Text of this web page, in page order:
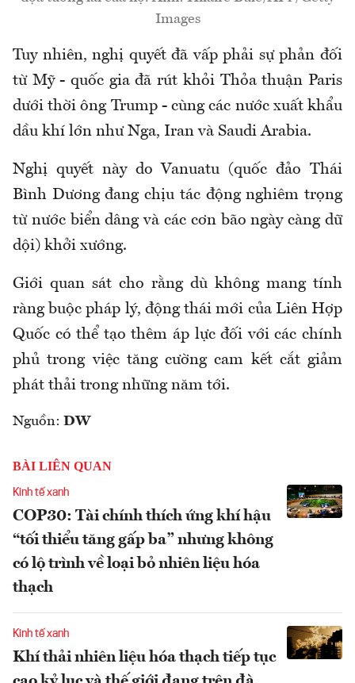
Images
Tuy nhiên, nghị quyết đã vấp phải sự phản đối
từ Mỹ - quốc gia đã rút khỏi Thỏa thuận Paris
dưới thời ông Trump - cùng các nước xuất khẩu
dầu khí lớn như Nga, Iran và Saudi Arabia.
Nghị quyết này do Vanuatu (quốc đảo Thái
Bình Dương đang chịu tác động nghiêm trọng
từ nước biển dâng và các cơn bão ngày càng dữ
dội) khởi xướng.
Giới quan sát cho rằng dù không mang tính
ràng buộc pháp lý, động thái mới của Liên Hợp
Quốc có thể tạo thêm áp lực đối với các chính
phủ trong việc tăng cường cam kết cắt giảm
phát thải trong những năm tới.
Nguồn: DW
BÀI LIÊN QUAN
Kinh tế xanh
COP30: Tài chính thích ứng khí hậu
“tối thiểu tăng gấp ba” nhưng không
có lộ trình về loại bỏ nhiên liệu hóa
thạch
Kinh tế xanh
Khí thải nhiên liệu hóa thạch tiếp tục